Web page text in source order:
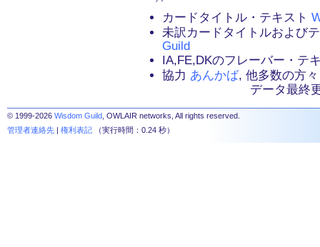
カードタイトル・テキスト
未訳カードタイトルおよび
Guild
IA,FE,DKのフレーバー・テ
協力 あんかば, 他多数の方々
データ最終
© 1999-2026 Wisdom Guild , OWLAIR networks, All rights reserved.
管理者連絡先 | 権利表記 （実行時間：0.24 秒）